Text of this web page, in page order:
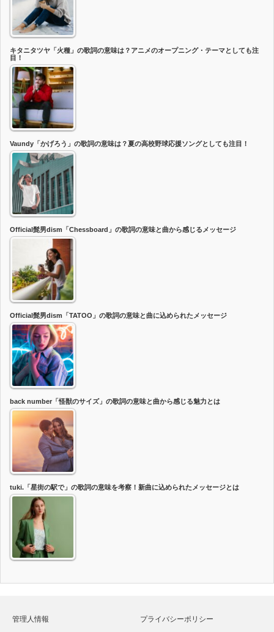
キタニタツヤ「火種」の歌詞の意味は？アニメのオープニング・テーマとしても注
目！
Vaundy「かげろう」の歌詞の意味は？夏の高校野球応援ソングとしても注目！
Official髭男dism「Chessboard」の歌詞の意味と曲から感じるメッセージ
Official髭男dism「TATOO」の歌詞の意味と曲に込められたメッセージ
back number「怪獣のサイズ」の歌詞の意味と曲から感じる魅力とは
tuki.「星街の駅で」の歌詞の意味を考察！新曲に込められたメッセージとは
管理人情報
プライバシーポリシー